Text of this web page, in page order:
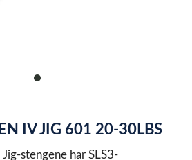
item
IV JIG 601 20-30LBS
stengene har SLS3-